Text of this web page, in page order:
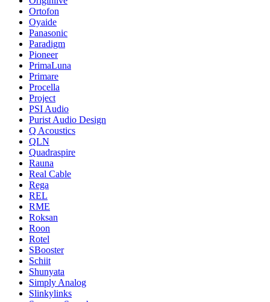
Ortofon
Oyaide
Panasonic
Paradigm
Pioneer
PrimaLuna
Primare
Procella
Project
PSI Audio
Purist Audio Design
Q Acoustics
QLN
Quadraspire
Rauna
Real Cable
Rega
REL
RME
Roksan
Roon
Rotel
SBooster
Schiit
Shunyata
Simply Analog
Slinkylinks